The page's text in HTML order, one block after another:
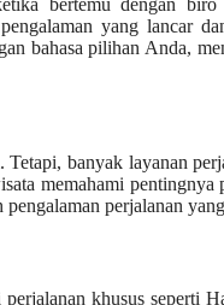
yang lancar
bahasa pilihan Anda,
banyak layanan
memahami pentingnya
perjalanan
khusus seperti